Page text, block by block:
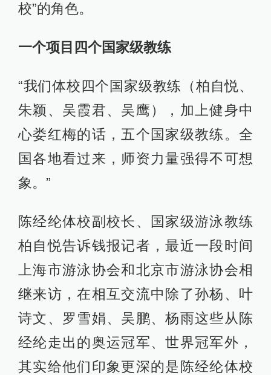
校”的角色。
一个项目四个国家级教练
“我们体校四个国家级教练（柏自悦、
朱颖、吴霞君、吴鹰），加上健身中
心娄红梅的话，五个国家级教练。全
国各地看过来，师资力量强得不可想
象。”
陈经纶体校副校长、国家级游泳教练
柏自悦告诉钱报记者，最近一段时间
上海市游泳协会和北京市游泳协会相
继来访，在相互交流中除了孙杨、叶
诗文、罗雪娟、吴鹏、杨雨这些从陈
经纶走出的奥运冠军、世界冠军外，
其实给他们印象更深的是陈经纶体校